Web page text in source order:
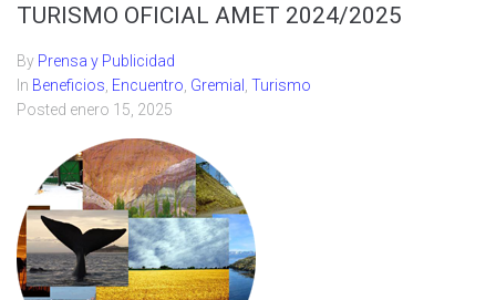
TURISMO OFICIAL AMET 2024/2025
By Prensa y Publicidad
In Beneficios Encuentro Gremial
Turismo
Posted enero 15, 2025